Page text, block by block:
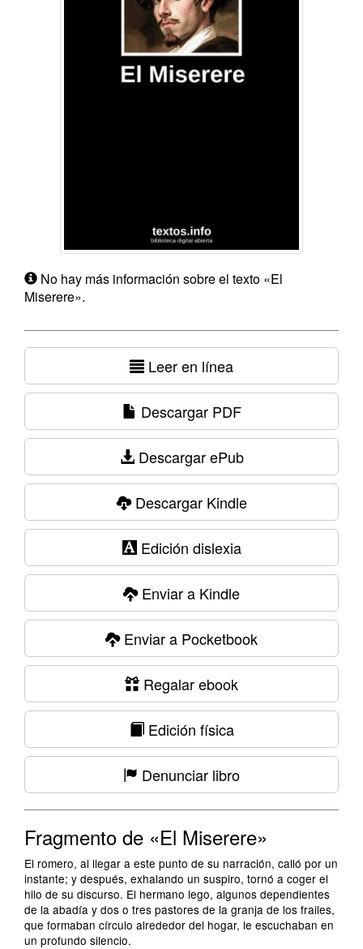
No hay más información sobre el texto «El
Miserere».
Leer en línea
Descargar PDF
Descargar ePub
Descargar Kindle
Edición dislexia
Enviar a Kindle
Enviar a Pocketbook
Regalar ebook
Edición física
Denunciar libro
Fragmento de «El Miserere»
El romero, al llegar a este punto de su narración, calló por un
instante; y después, exhalando un suspiro, tornó a coger el
hilo de su discurso. El hermano lego, algunos dependientes
de la abadía y dos o tres pastores de la granja de los frailes,
que formaban círculo alrededor del hogar, le escuchaban en
un profundo silencio.